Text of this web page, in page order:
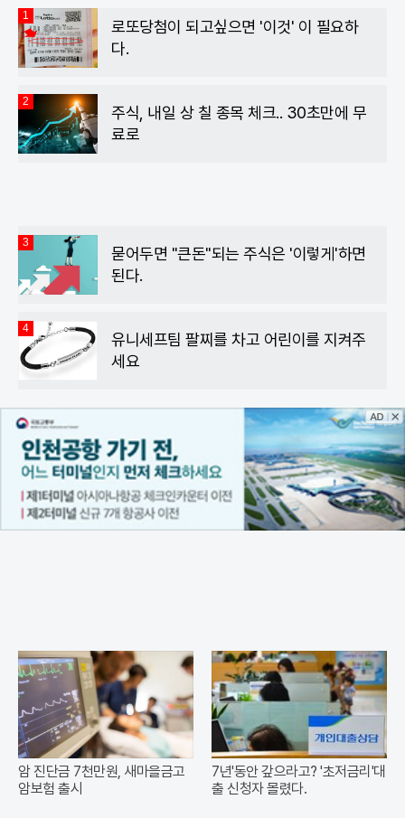
1
로또당첨이 되고싶으면 '이것' 이 필요하
다.
2
주식, 내일 상 칠 종목 체크.. 30초만에 무
료로
3
묻어두면 "큰돈"되는 주식은 '이렇게'하면
된다.
4
유니세프팀 팔찌를 차고 어린이를 지켜주
세요
암 진단금 7천만원, 새마을금고
암보험 출시
7년'동안 갚으라고? '초저금리'대
출 신청자 몰렸다.